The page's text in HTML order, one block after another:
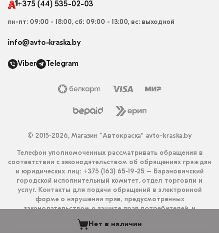
Нет в наличии
+375 (44) 535-02-03
пн-пт: 09:00 - 18:00, сб: 09:00 - 13:00, вс: выходной
info@avto-kraska.by
Viber Telegram
© 2015-2026, Магазин “Автокраска” avto-kraska.by
Телефон уполномоченных рассматривать обращения в
соответствии с законодательством об обращениях граждан
и юридических лиц: +375 (163) 65-19-25 – Барановичский
городской исполнительный комитет, отдел торговли и
услуг. Контакты для подачи обращений в электронной
форме о нарушении прав, предусмотренных
законодательством о защите прав потребителей, и
получения ответа на них: info@avto-kraska.by и
+375333550203 (Viber, Telegram).